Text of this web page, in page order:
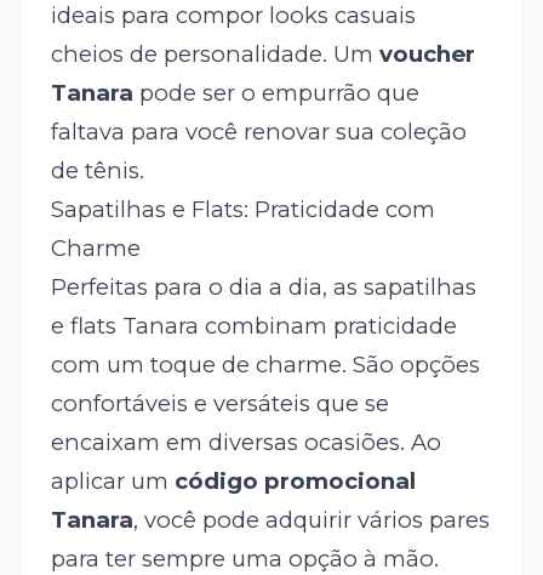
ideais para compor looks casuais
cheios de personalidade. Um voucher
Tanara pode ser o empurrão que
faltava para você renovar sua coleção
de tênis.
Sapatilhas e Flats: Praticidade com
Charme
Perfeitas para o dia a dia, as sapatilhas
e flats Tanara combinam praticidade
com um toque de charme. São opções
confortáveis e versáteis que se
encaixam em diversas ocasiões. Ao
aplicar um código promocional
Tanara, você pode adquirir vários pares
para ter sempre uma opção à mão.